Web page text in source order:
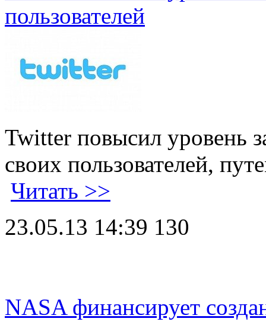
пользователей
Twitter повысил уровень
своих пользователей,
Читать >>
23.05.13 14:39 130
NASA финансирует